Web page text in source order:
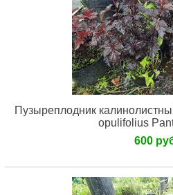
Пузыреплодник
opulifolius
600